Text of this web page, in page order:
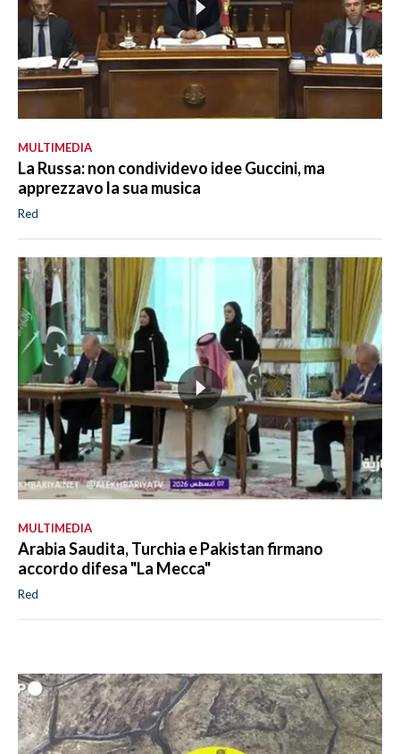
MULTIMEDIA
La Russa: non condividevo idee Guccini, ma
apprezzavo la sua musica
Red
MULTIMEDIA
Arabia Saudita, Turchia e Pakistan firmano
accordo difesa "La Mecca"
Red